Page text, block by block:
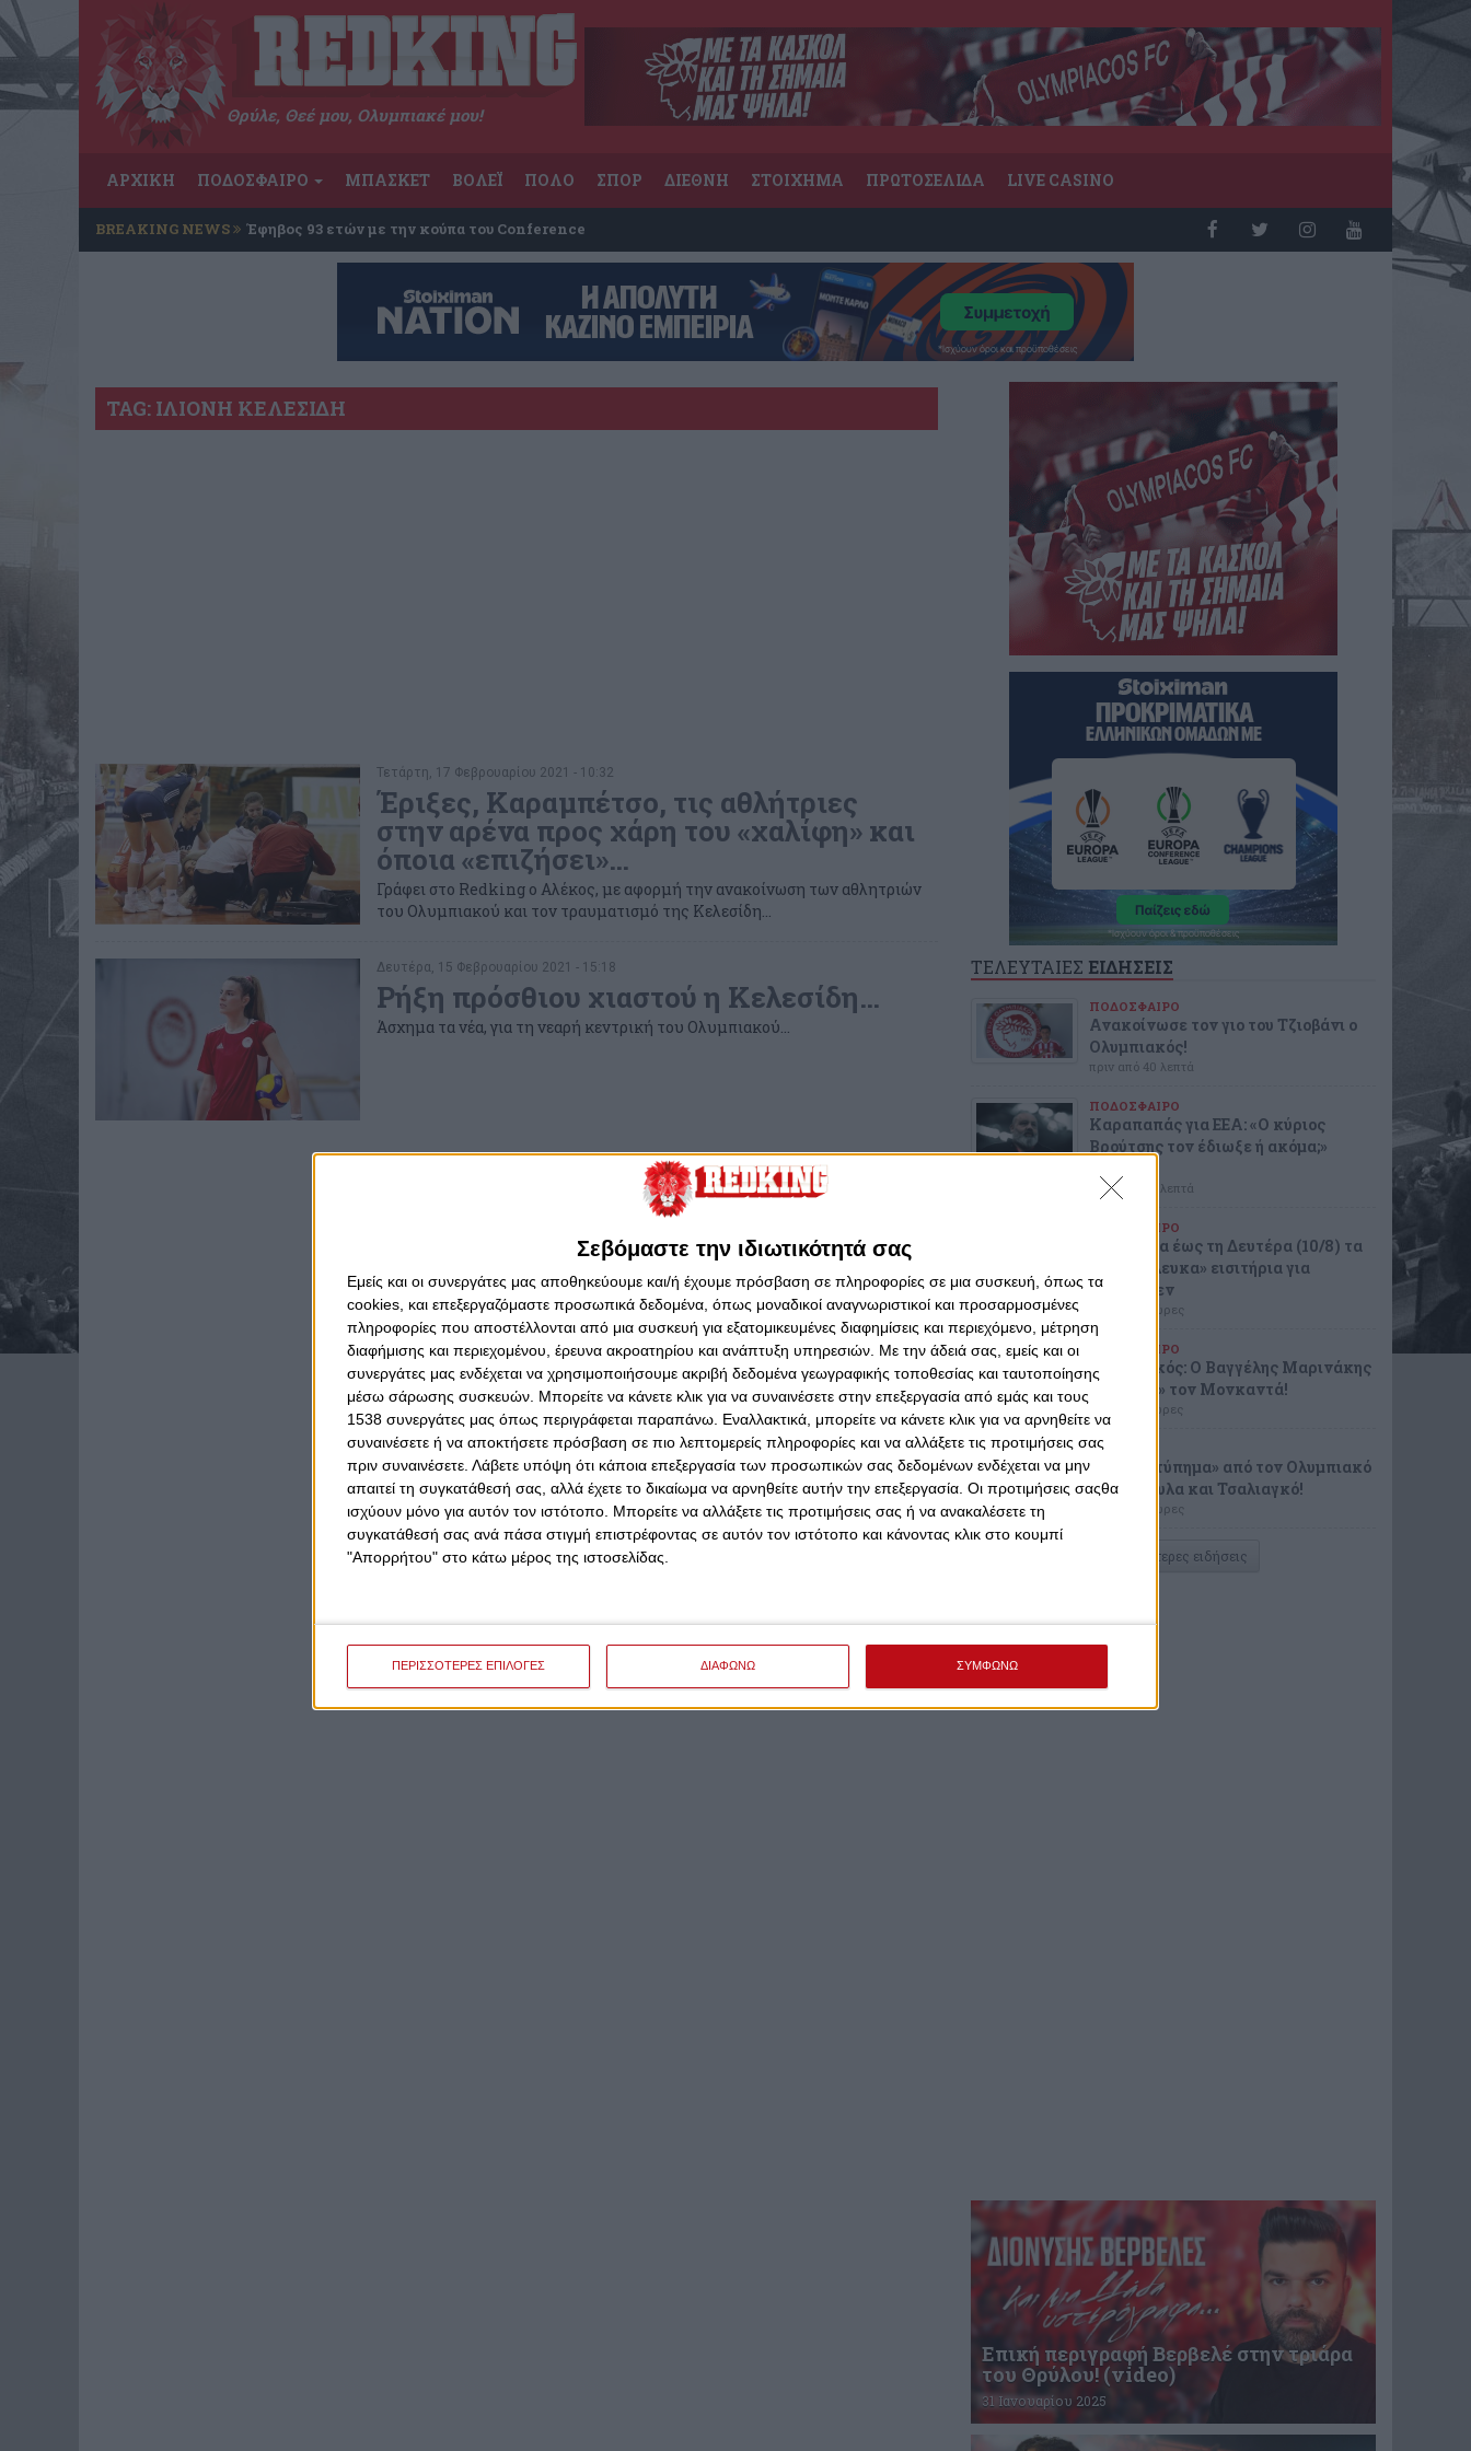
Σεβόμαστε την ιδιωτικότητά σας
Εμείς και οι συνεργάτες μας αποθηκεύουμε και/ή έχουμε πρόσβαση σε πληροφορίες σε μια συσκευή, όπως τα
cookies, και επεξεργαζόμαστε προσωπικά δεδομένα, όπως μοναδικοί αναγνωριστικοί και προσαρμοσμένες
πληροφορίες που αποστέλλονται από μια συσκευή για εξατομικευμένες διαφημίσεις και περιεχόμενο, μέτρηση
διαφήμισης και περιεχομένου, έρευνα ακροατηρίου και ανάπτυξη υπηρεσιών. Με την άδειά σας, εμείς και οι
συνεργάτες μας ενδέχεται να χρησιμοποιήσουμε ακριβή δεδομένα γεωγραφικής τοποθεσίας και ταυτοποίησης
μέσω σάρωσης συσκευών. Μπορείτε να κάνετε κλικ για να συναινέσετε στην επεξεργασία από εμάς και τους
1538 συνεργάτες μας όπως περιγράφεται παραπάνω. Εναλλακτικά, μπορείτε να κάνετε κλικ για να αρνηθείτε να
συναινέσετε ή να αποκτήσετε πρόσβαση σε πιο λεπτομερείς πληροφορίες και να αλλάξετε τις προτιμήσεις σας
πριν συναινέσετε. Λάβετε υπόψη ότι κάποια επεξεργασία των προσωπικών σας δεδομένων ενδέχεται να μην
απαιτεί τη συγκατάθεσή σας, αλλά έχετε το δικαίωμα να αρνηθείτε αυτήν την επεξεργασία. Οι προτιμήσεις σαςθα
ισχύουν μόνο για αυτόν τον ιστότοπο. Μπορείτε να αλλάξετε τις προτιμήσεις σας ή να ανακαλέσετε τη
συγκατάθεσή σας ανά πάσα στιγμή επιστρέφοντας σε αυτόν τον ιστότοπο και κάνοντας κλικ στο κουμπί
"Απορρήτου" στο κάτω μέρος της ιστοσελίδας.
ΠΕΡΙΣΣΟΤΕΡΕΣ ΕΠΙΛΟΓΕΣ ΔΙΑΦΩΝΩ ΣΥΜΦΩΝΩ
Θρύλε, Θεέ μου, Ολυμπιακέ μου!
ΑΡΧΙΚΗ ΠΟΔΟΣΦΑΙΡΟ ΜΠΑΣΚΕΤ ΒΟΛΕΪ ΠΟΛΟ ΣΠΟΡ ΔΙΕΘΝΗ ΣΤΟΙΧΗΜΑ ΠΡΩΤΟΣΕΛΙΔΑ LIVE CASINO
BREAKING NEWS Έφηβος 93 ετών με την κούπα του Conference
TAG: ΙΛΙΟΝΗ ΚΕΛΕΣΙΔΗ
Τετάρτη, 17 Φεβρουαρίου 2021 - 10:32
Έριξες, Καραμπέτσο, τις αθλήτριες
στην αρένα προς χάρη του «χαλίφη» και
όποια «επιζήσει»…
Γράφει στο Redking ο Αλέκος, με αφορμή την ανακοίνωση των αθλητριών
του Ολυμπιακού και τον τραυματισμό της Κελεσίδη…
Δευτέρα, 15 Φεβρουαρίου 2021 - 15:18
Ρήξη πρόσθιου χιαστού η Κελεσίδη…
Άσχημα τα νέα, για τη νεαρή κεντρική του Ολυμπιακού…
ΤΕΛΕΥΤΑΙΕΣ ΕΙΔΗΣΕΙΣ
ΠΟΔΟΣΦΑΙΡΟ
Ανακοίνωσε τον γιο του Τζιοβάνι ο
Ολυμπιακός!
πριν από 40 λεπτά
ΠΟΔΟΣΦΑΙΡΟ
Καραπαπάς για ΕΕΑ: «Ο κύριος
Βρούτσης τον έδιωξε ή ακόμα;»
πριν από 56 λεπτά
ΠΟΔΟΣΦΑΙΡΟ
Διαθέσιμα έως τη Δευτέρα (10/8) τα
«ερυθρόλευκα» εισιτήρια για
Ναϊμέγκεν
πριν από 3 ώρες
ΠΟΔΟΣΦΑΙΡΟ
Ολυμπιακός: Ο Βαγγέλης Μαρινάκης
«έκλεισε» τον Μονκαντά!
πριν από 4 ώρες
ΣΠΟΡ
Διπλό «χτύπημα» από τον Ολυμπιακό
με Ρούτουλα και Τσαλιαγκό!
πριν από 5 ώρες
Περισσότερες ειδήσεις
Επική περιγραφή Βερβελέ στην τριάρα
του Θρύλου! (video)
31 Ιανουαρίου 2025